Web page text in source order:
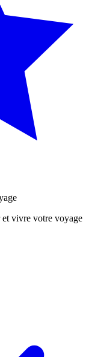
vivre votre voyage